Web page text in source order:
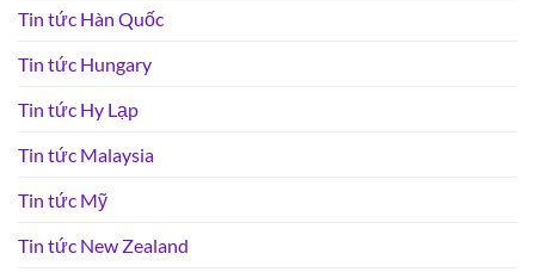
Tin tức Hàn Quốc
Tin tức Hungary
Tin tức Hy Lạp
Tin tức Malaysia
Tin tức Mỹ
Tin tức New Zealand